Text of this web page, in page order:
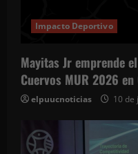
Impacto Deportivo
Mayitas Jr emprende
Cuervos MUR 2026
elpuucnoticias 10 de